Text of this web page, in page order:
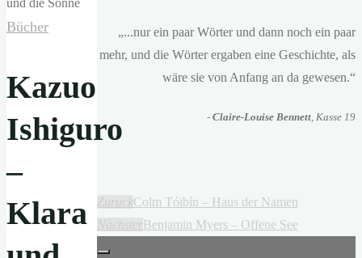
Bücher
Kazuo
Ishiguro
–
Klara
„...nur ein paar Wörter und dann noch ein paar
mehr, und die Wörter ergaben eine Geschichte, als
wäre sie von Anfang an da gewesen.“
- Claire-Louise Bennett, Kasse 19
ZurückColm Tóibín – Haus der Namen
NächsterBenjamin Myers – Offene See